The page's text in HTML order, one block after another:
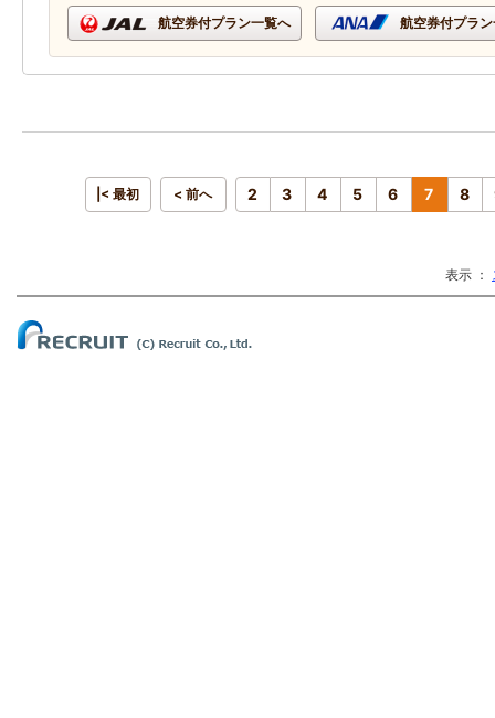
航空券付プラン一覧へ 航空券付プラ
|< 最初 < 前へ 2 3 4 5 6 7 8
表示 ：